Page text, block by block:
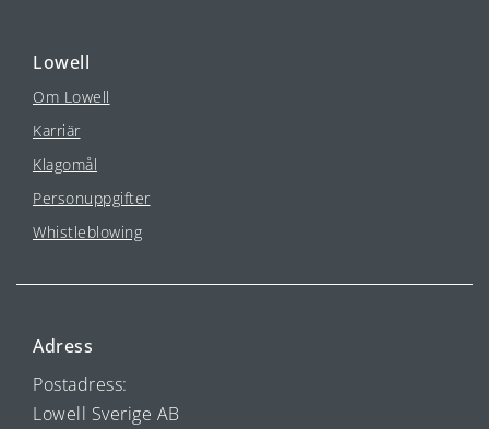
Lowell
Om Lowell
Karriär
Klagomål
Personuppgifter
Whistleblowing
Adress
Postadress:
Lowell Sverige AB